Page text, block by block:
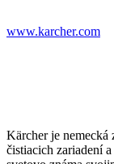
www.karcher.com
Kärcher je nemecká
čistiacich zariadení